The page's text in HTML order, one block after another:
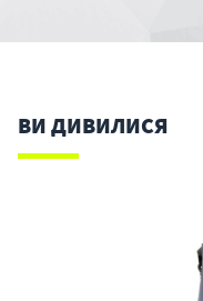
ВИ ДИВИЛИСЯ